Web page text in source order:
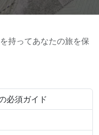
持ってあなたの旅を保
必須ガイド